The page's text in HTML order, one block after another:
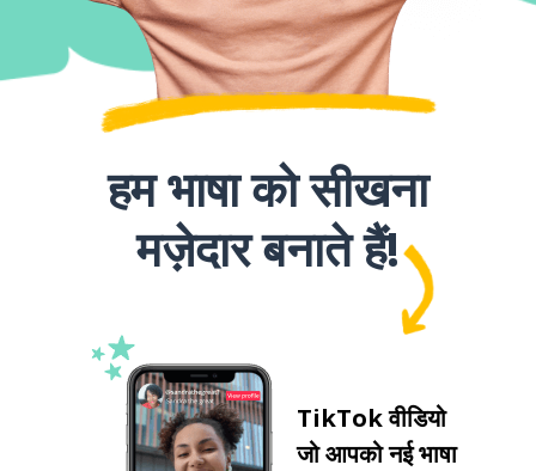
हम भाषा को सीखना
मज़ेदार बनाते हैं!
TikTok वीडियो
जो आपको नई भाषा